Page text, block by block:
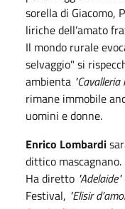
sorella di Giacomo,
liriche dell’amato
Il mondo rurale
selvaggio" si
ambienta
rimane immobile
uomini e donne.
Enrico Lombardi
dittico mascagnano.
Ha diretto "Adelaide"
Festival, "Elisir